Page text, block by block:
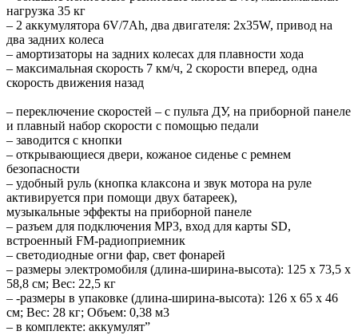
нагрузка 35 кг
– 2 аккумулятора 6V/7Ah, два двигателя: 2x35W, привод на
два задних колеса
– амортизаторы на задних колесах для плавности хода
– максимальная скорость 7 км/ч, 2 скорости вперед, одна
скорость движения назад
– переключение скоростей – с пульта ДУ, на приборной панеле
и плавный набор скорости с помощью педали
– заводится с кнопки
– открывающиеся двери, кожаное сиденье с ремнем
безопасности
– удобный руль (кнопка клаксона и звук мотора на руле
активируется при помощи двух батареек),
музыкальные эффекты на приборной панеле
– разъем для подключения MP3, вход для карты SD,
встроенный FM-радиоприемник
– светодиодные огни фар, свет фонарей
– размеры электромобиля (длина-ширина-высота): 125 х 73,5 х
58,8 см; Вес: 22,5 кг
– -размеры в упаковке (длина-ширина-высота): 126 х 65 х 46
см; Вес: 28 кг; Объем: 0,38 м3
– в комплекте: аккумулят”